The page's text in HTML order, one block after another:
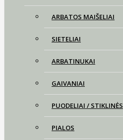
ARBATOS MAIŠELIAI
SIETELIAI
ARBATINUKAI
GAIVANIAI
PUODELIAI / STIKLINĖS
PIALOS